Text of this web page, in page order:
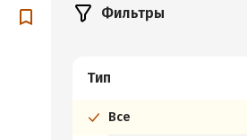
Фильтры
Тип
Все